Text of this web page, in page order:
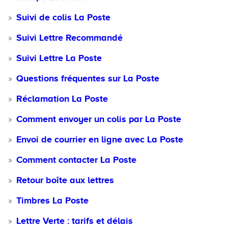
Suivi de colis La Poste
Suivi Lettre Recommandé
Suivi Lettre La Poste
Questions fréquentes sur La Poste
Réclamation La Poste
Comment envoyer un colis par La Poste
Envoi de courrier en ligne avec La Poste
Comment contacter La Poste
Retour boîte aux lettres
Timbres La Poste
Lettre Verte : tarifs et délais